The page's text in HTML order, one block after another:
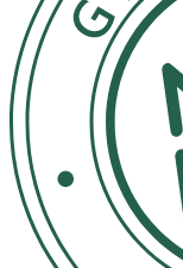
- Kan
- Icke-
Användning
- Använd morgon
- Blötlägg en
hals och ögon.